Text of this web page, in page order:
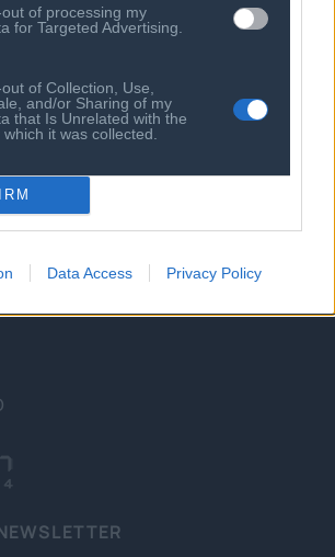
of processing my
for Targeted Advertising.
of Collection, Use,
and/or Sharing of my
that Is Unrelated with the
it was collected.
Data Access Privacy Policy